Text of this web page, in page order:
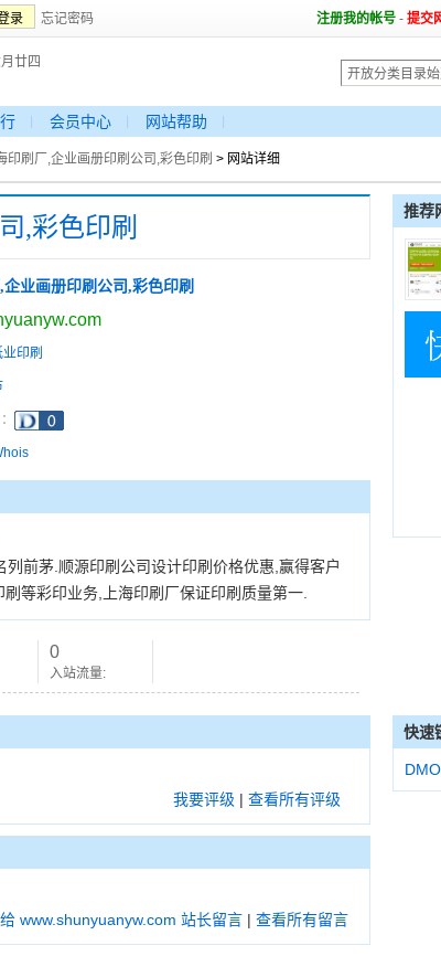
忘记密码 注册我的帐号 - 提交
廿四
会员中心 网站帮助
印刷厂,企业画册印刷公司,彩色印刷 > 网站详细
,彩色印刷
业画册印刷公司,彩色印刷
业印刷
前茅.顺源印刷公司设计印刷价格优惠,赢得客户
等彩印业务,上海印刷厂保证印刷质量第一.
0
入站流量:
推荐
我要评级 | 查看所有评级
给 www.shunyuanyw.com 站长留言 | 查看所有留言
快速